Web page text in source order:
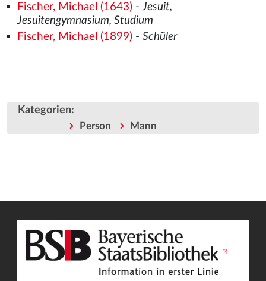
Fischer, Michael (1643)- Jesuit,
Jesuitengymnasium, Studium
Fischer, Michael (1899)- Schüler
Kategorien:
Person Mann